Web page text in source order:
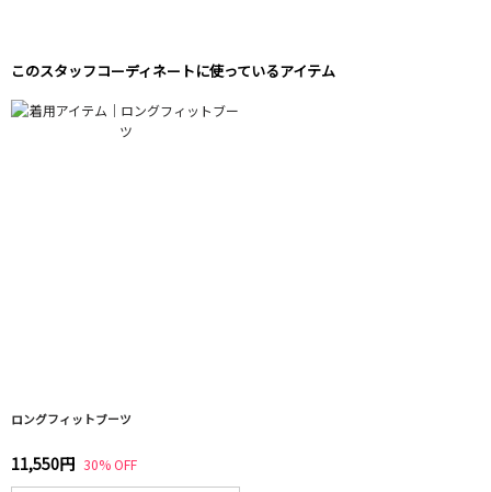
このスタッフコーディネートに使っているアイテム
ロングフィットブーツ
11,550円 30% OFF